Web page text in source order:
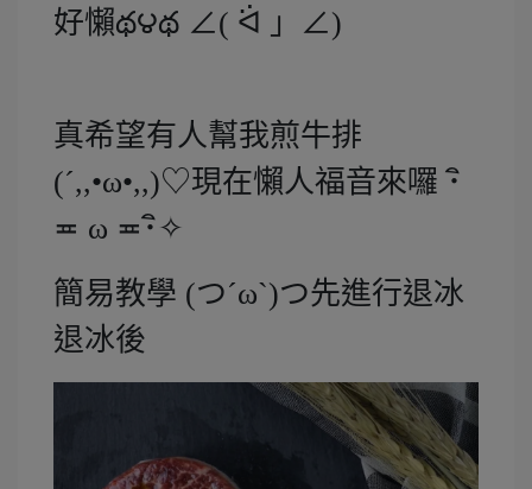
好懶థ౪థ ∠( ᐛ 」∠)
真希望有人幫我煎牛排
(´,,•ω•,,)♡現在懶人福音來囉 ･ิ
≖ ω ≖･ิ✧
簡易教學 (つ´ω`)つ先進行退冰
退冰後